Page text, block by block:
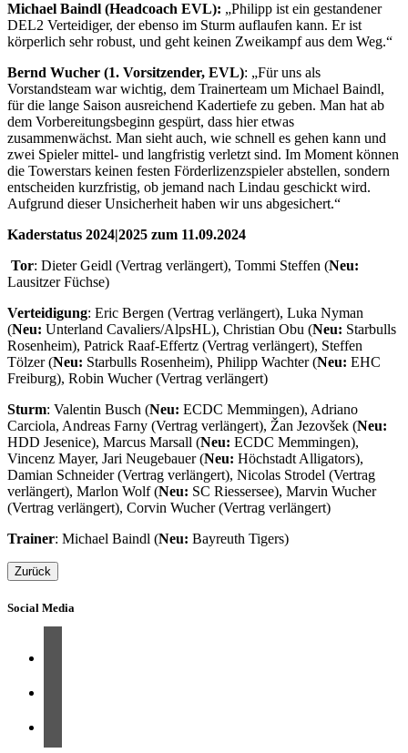
Michael Baindl (Headcoach EVL): „Philipp ist ein gestandener
DEL2 Verteidiger, der ebenso im Sturm auflaufen kann. Er ist
körperlich sehr robust, und geht keinen Zweikampf aus dem Weg.“
Bernd Wucher (1. Vorsitzender, EVL): „Für uns als
Vorstandsteam war wichtig, dem Trainerteam um Michael Baindl,
für die lange Saison ausreichend Kadertiefe zu geben. Man hat ab
dem Vorbereitungsbeginn gespürt, dass hier etwas
zusammenwächst. Man sieht auch, wie schnell es gehen kann und
zwei Spieler mittel- und langfristig verletzt sind. Im Moment können
die Towerstars keinen festen Förderlizenzspieler abstellen, sondern
entscheiden kurzfristig, ob jemand nach Lindau geschickt wird.
Aufgrund dieser Unsicherheit haben wir uns abgesichert.“
Kaderstatus 2024|2025 zum 11.09.2024
Tor: Dieter Geidl (Vertrag verlängert), Tommi Steffen (Neu:
Lausitzer Füchse)
Verteidigung: Eric Bergen (Vertrag verlängert), Luka Nyman
(Neu: Unterland Cavaliers/AlpsHL), Christian Obu (Neu: Starbulls
Rosenheim), Patrick Raaf-Effertz (Vertrag verlängert), Steffen
Tölzer (Neu: Starbulls Rosenheim), Philipp Wachter (Neu: EHC
Freiburg), Robin Wucher (Vertrag verlängert)
Sturm: Valentin Busch (Neu: ECDC Memmingen), Adriano
Carciola, Andreas Farny (Vertrag verlängert), Žan Jezovšek (Neu:
HDD Jesenice), Marcus Marsall (Neu: ECDC Memmingen),
Vincenz Mayer, Jari Neugebauer (Neu: Höchstadt Alligators),
Damian Schneider (Vertrag verlängert), Nicolas Strodel (Vertrag
verlängert), Marlon Wolf (Neu: SC Riessersee), Marvin Wucher
(Vertrag verlängert), Corvin Wucher (Vertrag verlängert)
Trainer: Michael Baindl (Neu: Bayreuth Tigers)
Zurück
Social Media